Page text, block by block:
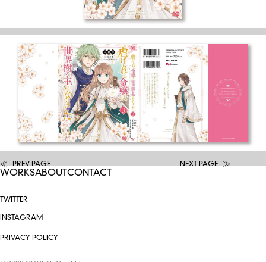
PREV PAGE NEXT PAGE
WORKSABOUTCONTACT
TWITTER
INSTAGRAM
PRIVACY POLICY